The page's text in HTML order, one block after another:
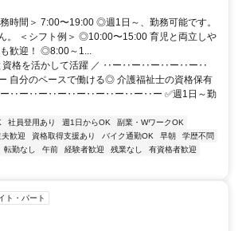
時間＞ 7:00〜19:00 ◎週1日～、勤務可能です。
。 ＜シフト例＞ ◎10:00〜15:00 育児と両立しや
歓迎！ ◎8:00～1...
資格を活かして活躍 ／ ‥ー‥ー‥ー‥ー‥ー‥
分のペースで働ける◎ 介護福祉士の資格保有
‥ー‥ー‥ー‥ー‥ー‥ー‥ー‥ー ✅週1日～勤
社員登用あり 週1日からOK
副業・WワークOK
歓迎 資格取得支援あり バイク通勤OK 早朝
学歴不問
転勤なし 午前 経験者歓迎 残業なし
有資格者歓迎
ト・パート